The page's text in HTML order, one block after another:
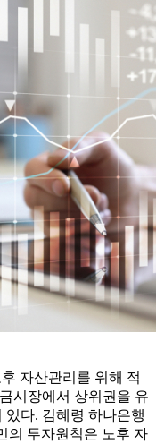
자산관리를 위해 적
시장에서 상위권을 유
다. 김혜령 하나은행
의 투자원칙은 노후 자